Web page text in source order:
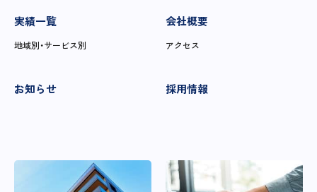
実績一覧
地域別・サービス別
会社概要
アクセス
お知らせ 採用情報